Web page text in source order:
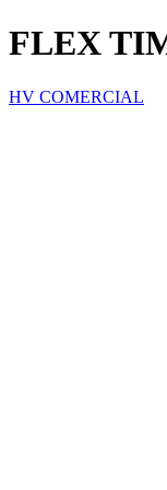
FLEX
HV COMERCIAL